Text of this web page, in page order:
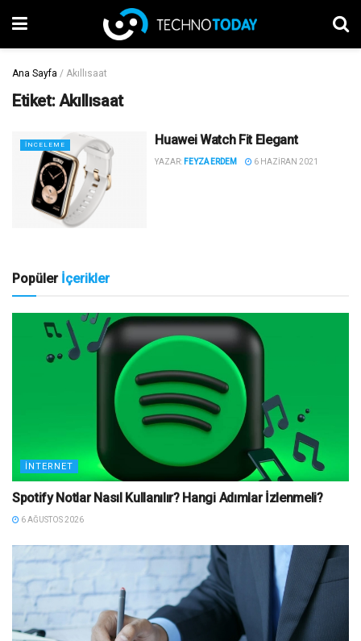
Ana Sayfa / Akıllısaat
Etiket:Akıllısaat
İNCELEME Huawei Watch Fit Elegant
YAZAR: FEYZA ERDEM 6 HAZIRAN 2021
Popüler İçerikler
İNTERNET
Spotify Notlar Nasıl Kullanılır? Hangi Adımlar İzlenmeli?
6 AĞUSTOS 2026